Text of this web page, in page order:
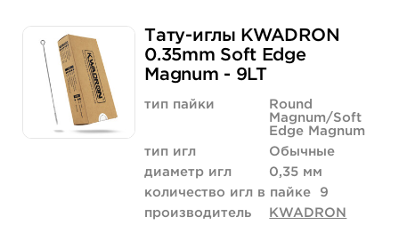
Цена
Количество
368 руб.
купить
Тату-иглы KWADRON
0.35mm Soft Edge
Magnum - 9LT
тип пайки
Round
Magnum/Soft
Edge Magnum
тип игл
Обычные
диаметр игл
0,35 мм
количество игл в пайке
9
производитель
KWADRON